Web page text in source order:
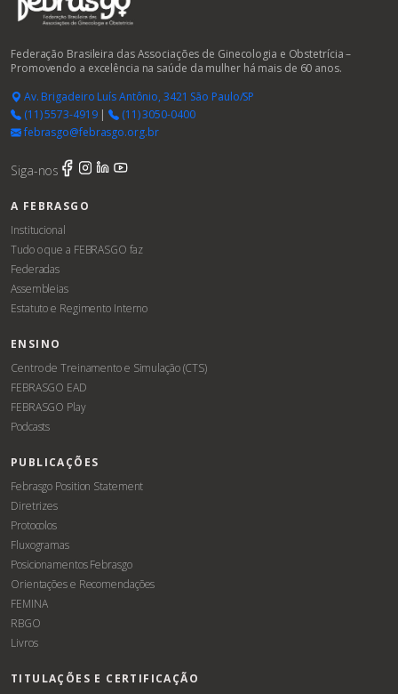
Federação Brasileira das Associações de Ginecologia e Obstetrícia –
Promovendo a excelência na saúde da mulher há mais de 60 anos.
Av. Brigadeiro Luís Antônio, 3421 São Paulo/SP
(11) 5573-4919|
(11) 3050-0400
febrasgo@febrasgo.org.br
Siga-nos
A FEBRASGO
Institucional
Tudo o que a FEBRASGO faz
Federadas
Assembleias
Estatuto e Regimento Interno
ENSINO
Centro de Treinamento e Simulação (CTS)
FEBRASGO EAD
FEBRASGO Play
Podcasts
PUBLICAÇÕES
Febrasgo Position Statement
Diretrizes
Protocolos
Fluxogramas
Posicionamentos Febrasgo
Orientações e Recomendações
FEMINA
RBGO
Livros
TITULAÇÕES E CERTIFICAÇÃO